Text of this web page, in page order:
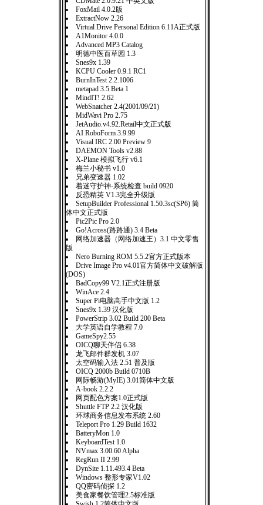
FoxMail 4.0.2版
ExtractNow 2.26
Virtual Drive Personal Edition 6.11A正式版
A1Monitor 4.0.0
Advanced MP3 Catalog
明德中医百草园 1.3
Snes9x 1.39
KCPU Cooler 0.9.1 RC1
BurnInTest 2.2.1006
metapad 3.5 Beta 1
MindIT! 2.62
WebSnatcher 2.4(2001/09/21)
MidWavi Pro 2.75
JetAudio.v4.92.Retail中文正式版
AI RoboForm 3.9.99
Visual IRC 2.00 Preview 9
DAEMON Tools v2.88
X-Plane 模拟飞行 v6.1
梅兰小秘书 v1.0
兄弟变速器 1.02
着迷守护神-系统检查 build 0920
反恐精英 V1.3完全升级版
SetupBuilder Professional 1.50.3sc(SP6) 简
体中文正式版
Pic2Pic Pro 2.0
Go!Across(路路通) 3.4 Beta
网络加速器（网络加速王）3.1 中文零售
版
Nero Burning ROM 5.5.2官方正式版本
Drive Image Pro v4.01官方简体中文破解版
(DOS)
BadCopy99 V2.1正式注册版
WinAce 2.4
Super Pi电脑高手中文版 1.2
Snes9x 1.39 汉化版
PowerStrip 3.02 Build 200 Beta
大学英语自学教程 7.0
GameSpy2.55
OICQ聊天伴侣 6.38
龙飞邮件群发机 3.07
太空码输入法 2.51 普及版
OICQ 2000b Build 0710B
网际畅游(MyIE) 3.01简体中文版
A-book 2.2.2
网页配色方案1.0正式版
Shuttle FTP 2.2 汉化版
环球商务信息发布系统 2.60
Teleport Pro 1.29 Build 1632
BatteryMon 1.0
KeyboardTest 1.0
NVmax 3.00.60 Alpha
RegRun II 2.99
DynSite 1.11.493.4 Beta
Windows 整形专家V1.02
QQ密码侦探 1.2
美食家餐饮管理2.5标准版